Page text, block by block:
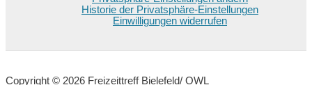
Historie der Privatsphäre-Einstellungen
Einwilligungen widerrufen
Copyright © 2026 Freizeittreff Bielefeld/ OWL